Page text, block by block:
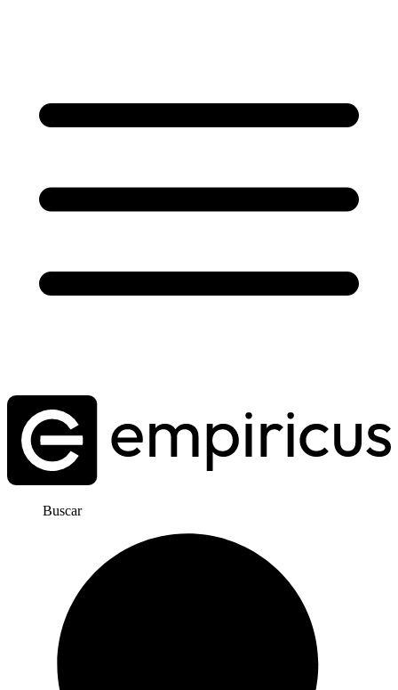
Buscar